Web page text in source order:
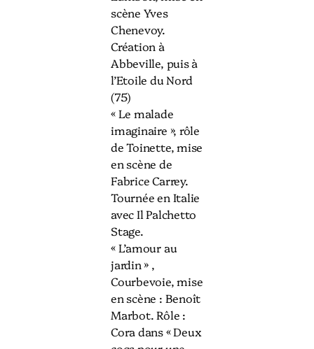
scène Yves
Chenevoy.
Création à
Abbeville, puis à
l’Etoile du Nord
(75)
« Le malade
imaginaire », rôle
de Toinette, mise
en scène de
Fabrice Carrey.
Tournée en Italie
avec Il Palchetto
Stage.
« L’amour au
jardin » ,
Courbevoie, mise
en scène : Benoît
Marbot. Rôle :
Cora dans « Deux